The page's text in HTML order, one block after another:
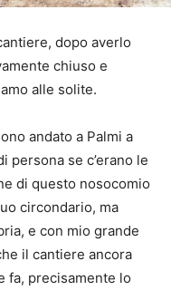
dopo averlo
chiuso e
alle solite.
andato a Palmi a
persona se c’erano le
di questo nosocomio
circondario, ma
e con mio grande
il cantiere ancora
fa, precisamente lo